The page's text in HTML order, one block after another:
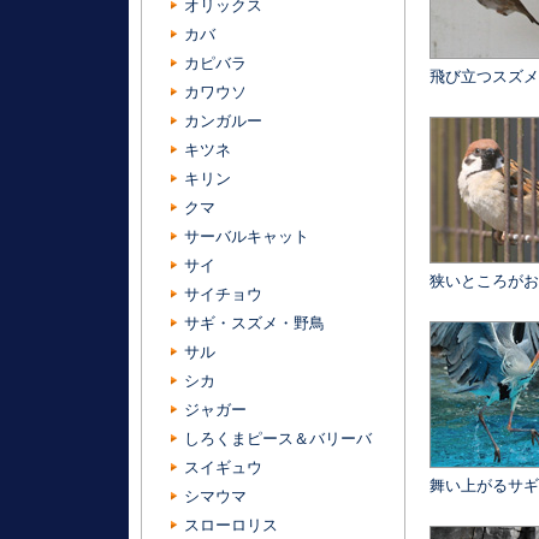
飛び立つスズメ
狭いところが
舞い上がるサギ
オリックス
カバ
カピバラ
カワウソ
カンガルー
キツネ
キリン
クマ
サーバルキャット
サイ
サイチョウ
サギ・スズメ・野鳥
サル
シカ
ジャガー
しろくまピース＆バリーバ
スイギュウ
シマウマ
スローロリス